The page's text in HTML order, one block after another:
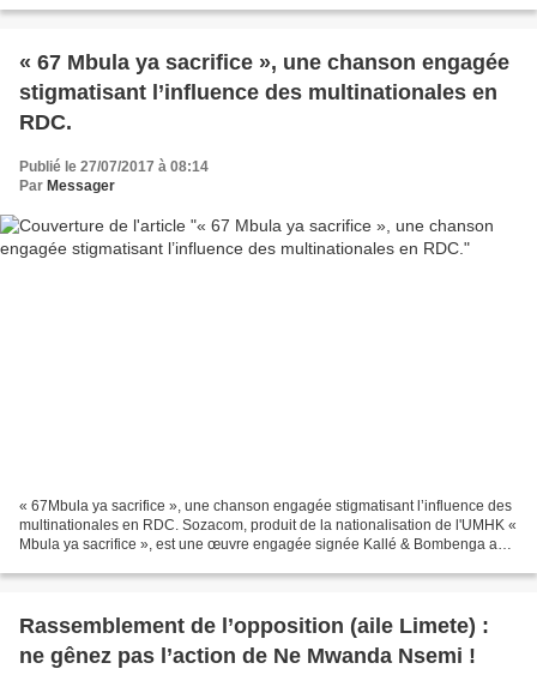
« 67 Mbula ya sacrifice », une chanson engagée
stigmatisant l’influence des multinationales en
RDC.
Publié le 27/07/2017 à 08:14
Par Messager
« 67Mbula ya sacrifice », une chanson engagée stigmatisant l’influence des
multinationales en RDC. Sozacom, produit de la nationalisation de l'UMHK «
Mbula ya sacrifice », est une œuvre engagée signée Kallé & Bombenga au
Rassemblement de l’opposition (aile Limete) :
ne gênez pas l’action de Ne Mwanda Nsemi !